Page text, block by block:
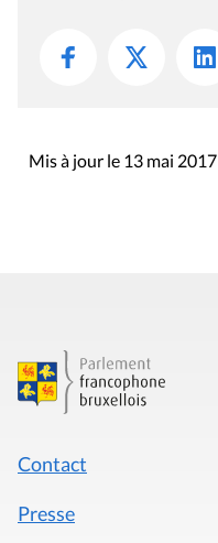
Mis à jour le 13 mai 2017
Contact
Presse